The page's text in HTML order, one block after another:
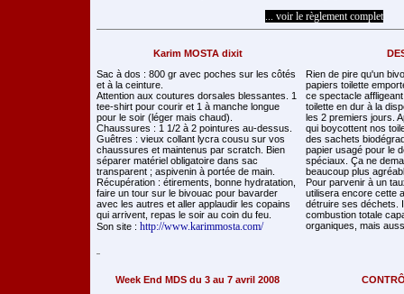
... voir le règlement complet
Karim MOSTA dixit
Sac à dos : 800 gr avec poches sur les côtés
et à la ceinture.
Attention aux coutures dorsales blessantes. 1
tee-shirt pour courir et 1 à manche longue
pour le soir (léger mais chaud).
Chaussures : 1 1/2 à 2 pointures au-dessus.
Guêtres : vieux collant lycra cousu sur vos
chaussures et maintenus par scratch. Bien
séparer matériel obligatoire dans sac
transparent ; aspivenin à portée de main.
Récupération : étirements, bonne hydratation,
faire un tour sur le bivouac pour bavarder
avec les autres et aller applaudir les copains
qui arrivent, repas le soir au coin du feu.
Son site : http://www.karimmosta.com/
Rien de pire qu'un
papiers toilette
ce spectacle
toilette en dur à la
les 2 premiers jours.
qui boycottent nos
des sachets
papier usagé pour le
spéciaux. Ça ne
beaucoup plus
Pour parvenir à un
utilisera encore cette
détruire ses déchets.
combustion totale
organiques, mais
Week End MDS du 3 au 7 avril 2008